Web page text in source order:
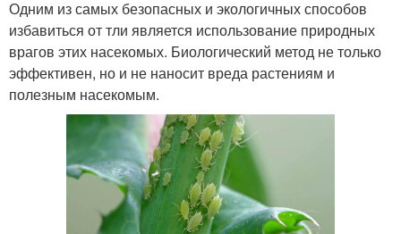
Одним из самых безопасных и экологичных способов
избавиться от тли является использование природных
врагов этих насекомых. Биологический метод не только
эффективен, но и не наносит вреда растениям и
полезным насекомым.